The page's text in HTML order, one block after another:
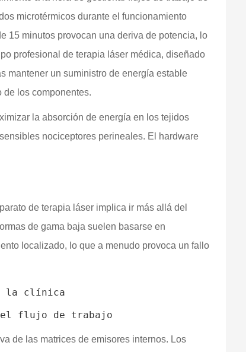
microtérmicos durante el funcionamiento
15 minutos provocan una deriva de potencia, lo
profesional de terapia láser médica, diseñado
mantener un suministro de energía estable
de los componentes.
la absorción de energía en los tejidos
nociceptores perineales. El hardware
de terapia láser implica ir más allá del
de gama baja suelen basarse en
localizado, lo que a menudo provoca un fallo
la clínica
de las matrices de emisores internos. Los